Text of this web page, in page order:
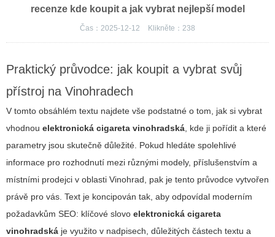
recenze kde koupit a jak vybrat nejlepší model
Čas：2025-12-12 Klikněte： 238
Praktický průvodce: jak koupit a vybrat svůj
přístroj na Vinohradech
V tomto obsáhlém textu najdete vše podstatné o tom, jak si vybrat
vhodnou elektronická cigareta vinohradská, kde ji pořídit a které
parametry jsou skutečně důležité. Pokud hledáte spolehlivé
informace pro rozhodnutí mezi různými modely, příslušenstvím a
místními prodejci v oblasti Vinohrad, pak je tento průvodce vytvořen
právě pro vás. Text je koncipován tak, aby odpovídal moderním
požadavkům SEO: klíčové slovo elektronická cigareta
vinohradská je využito v nadpisech, důležitých částech textu a